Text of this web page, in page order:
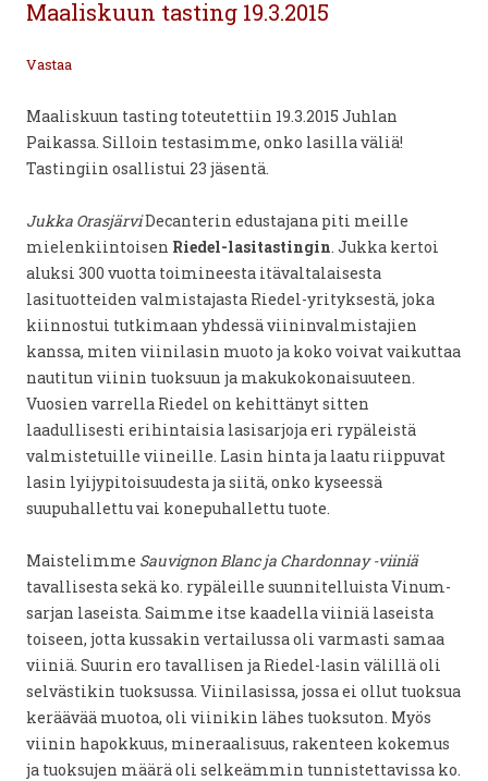
Maaliskuun tasting 19.3.2015
Vastaa
Maaliskuun tasting toteutettiin 19.3.2015 Juhlan
Paikassa. Silloin testasimme, onko lasilla väliä!
Tastingiin osallistui 23 jäsentä.
Jukka OrasjärviDecanterin edustajana piti meille
mielenkiintoisen Riedel-lasitastingin. Jukka kertoi
aluksi 300 vuotta toimineesta itävaltalaisesta
lasituotteiden valmistajasta Riedel-yrityksestä, joka
kiinnostui tutkimaan yhdessä viininvalmistajien
kanssa, miten viinilasin muoto ja koko voivat vaikuttaa
nautitun viinin tuoksuun ja makukokonaisuuteen.
Vuosien varrella Riedel on kehittänyt sitten
laadullisesti erihintaisia lasisarjoja eri rypäleistä
valmistetuille viineille. Lasin hinta ja laatu riippuvat
lasin lyijypitoisuudesta ja siitä, onko kyseessä
suupuhallettu vai konepuhallettu tuote.
Maistelimme Sauvignon Blanc ja Chardonnay -viiniä
tavallisesta sekä ko. rypäleille suunnitelluista Vinum-
sarjan laseista. Saimme itse kaadella viiniä laseista
toiseen, jotta kussakin vertailussa oli varmasti samaa
viiniä. Suurin ero tavallisen ja Riedel-lasin välillä oli
selvästikin tuoksussa. Viinilasissa, jossa ei ollut tuoksua
keräävää muotoa, oli viinikin lähes tuoksuton. Myös
viinin hapokkuus, mineraalisuus, rakenteen kokemus
ja tuoksujen määrä oli selkeämmin tunnistettavissa ko.